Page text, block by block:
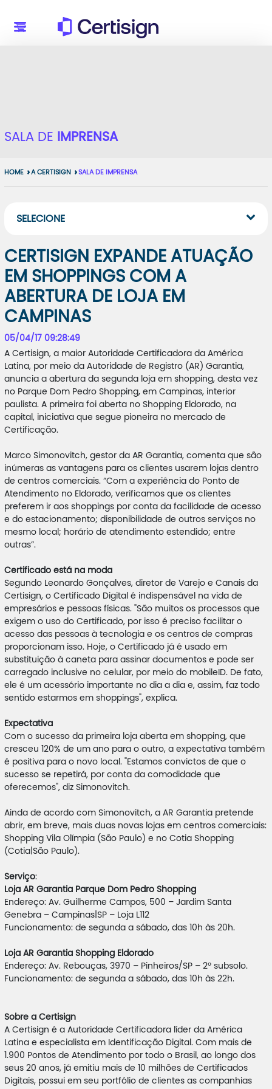
SALA DE IMPRENSA
HOME A CERTISIGN SALA DE IMPRENSA
SELECIONE
CERTISIGN EXPANDE ATUAÇÃO
EM SHOPPINGS COM A
ABERTURA DE LOJA EM
CAMPINAS
05/04/17 09:28:49
A Certisign, a maior Autoridade Certificadora da América
Latina, por meio da Autoridade de Registro (AR) Garantia,
anuncia a abertura da segunda loja em shopping, desta vez
no Parque Dom Pedro Shopping, em Campinas, interior
paulista. A primeira foi aberta no Shopping Eldorado, na
capital, iniciativa que segue pioneira no mercado de
Certificação.
Marco Simonovitch, gestor da AR Garantia, comenta que são
inúmeras as vantagens para os clientes usarem lojas dentro
de centros comerciais. “Com a experiência do Ponto de
Atendimento no Eldorado, verificamos que os clientes
preferem ir aos shoppings por conta da facilidade de acesso
e do estacionamento; disponibilidade de outros serviços no
mesmo local; horário de atendimento estendido; entre
outras”.
Certificado está na moda
Segundo Leonardo Gonçalves, diretor de Varejo e Canais da
Certisign, o Certificado Digital é indispensável na vida de
empresários e pessoas físicas. "São muitos os processos que
exigem o uso do Certificado, por isso é preciso facilitar o
acesso das pessoas à tecnologia e os centros de compras
proporcionam isso. Hoje, o Certificado já é usado em
substituição à caneta para assinar documentos e pode ser
carregado inclusive no celular, por meio do mobileID. De fato,
ele é um acessório importante no dia a dia e, assim, faz todo
sentido estarmos em shoppings", explica.
Expectativa
Com o sucesso da primeira loja aberta em shopping, que
cresceu 120% de um ano para o outro, a expectativa também
é positiva para o novo local. "Estamos convictos de que o
sucesso se repetirá, por conta da comodidade que
oferecemos", diz Simonovitch.
Ainda de acordo com Simonovitch, a AR Garantia pretende
abrir, em breve, mais duas novas lojas em centros comerciais:
Shopping Vila Olímpia (São Paulo) e no Cotia Shopping
(Cotia|São Paulo).
Serviço:
Loja AR Garantia Parque Dom Pedro Shopping
Endereço: Av. Guilherme Campos, 500 – Jardim Santa
Genebra – Campinas|SP – Loja L112
Funcionamento: de segunda a sábado, das 10h às 20h.
Loja AR Garantia Shopping Eldorado
Endereço: Av. Rebouças, 3970 – Pinheiros/SP – 2º subsolo.
Funcionamento: de segunda a sábado, das 10h às 22h.
Sobre a Certisign
A Certisign é a Autoridade Certificadora líder da América
Latina e especialista em Identificação Digital. Com mais de
1.900 Pontos de Atendimento por todo o Brasil, ao longo dos
seus 20 anos, já emitiu mais de 10 milhões de Certificados
Digitais, possui em seu portfólio de clientes as companhias